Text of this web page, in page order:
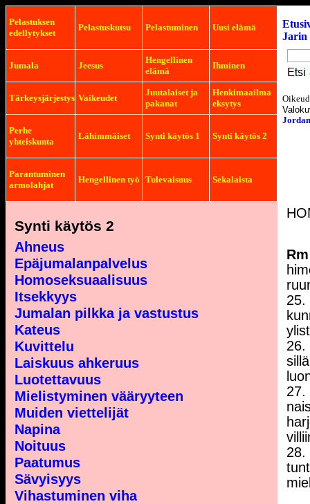
Pelastuksen
edellytykset
Pelastuskutsu Pelastuminen Uusi elämä
Jumala Jeesus
Hengellinen
elämä
Ihminen
Tärkeysjärjestys Vaikeudet
Juutalaiset ja
pakanat
Henkimaailma
eksytys
Perhe
yhteiskunta
Lähimmäiset Synti käytös 1 Synti käytös 2
Parantuminen
armolahjat
Hengellinen työ Tulevaisuus Sekalaista
Synti käytös 2
Ahneus
Epäjumalanpalvelus
Homoseksuaalisuus
Itsekkyys
Jumalan pilkka ja vastustus
Kateus
Kuvittelu
Laiskuus ahkeruus
Luotettavuus
Mielistyminen vääryyteen
Muiden viettelijät
Napina
Noituus
Paatumus
Sävyisyys
Vihastuminen viha
Jarin
Rm
25.
26.
27.
28.